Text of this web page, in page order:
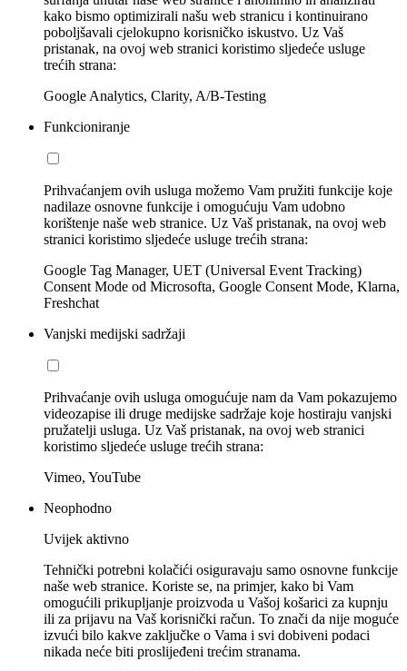
kako bismo optimizirali našu web stranicu i kontinuirano
poboljšavali cjelokupno korisničko iskustvo. Uz Vaš
pristanak, na ovoj web stranici koristimo sljedeće usluge
trećih strana:
Google Analytics, Clarity, A/B-Testing
Funkcioniranje
Prihvaćanjem ovih usluga možemo Vam pružiti funkcije koje
nadilaze osnovne funkcije i omogućuju Vam udobno
korištenje naše web stranice. Uz Vaš pristanak, na ovoj web
stranici koristimo sljedeće usluge trećih strana:
Google Tag Manager, UET (Universal Event Tracking)
Consent Mode od Microsofta, Google Consent Mode, Klarna,
Freshchat
Vanjski medijski sadržaji
Prihvaćanje ovih usluga omogućuje nam da Vam pokazujemo
videozapise ili druge medijske sadržaje koje hostiraju vanjski
pružatelji usluga. Uz Vaš pristanak, na ovoj web stranici
koristimo sljedeće usluge trećih strana:
Vimeo, YouTube
Neophodno
Uvijek aktivno
Tehnički potrebni kolačići osiguravaju samo osnovne funkcije
naše web stranice. Koriste se, na primjer, kako bi Vam
omogućili prikupljanje proizvoda u Vašoj košarici za kupnju
ili za prijavu na Vaš korisnički račun. To znači da nije moguće
izvući bilo kakve zaključke o Vama i svi dobiveni podaci
nikada neće biti proslijeđeni trećim stranama.